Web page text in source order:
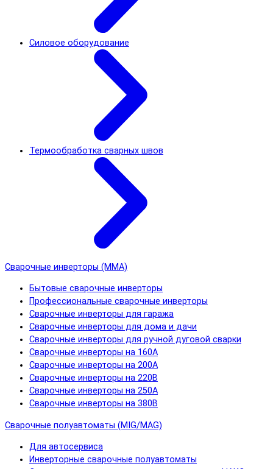
Силовое оборудование
Термообработка сварных швов
Сварочные инверторы (MMA)
Бытовые сварочные инверторы
Профессиональные сварочные инверторы
Сварочные инверторы для гаража
Сварочные инверторы для дома и дачи
Сварочные инверторы для ручной дуговой сварки
Сварочные инверторы на 160А
Сварочные инверторы на 200А
Сварочные инверторы на 220В
Сварочные инверторы на 250А
Сварочные инверторы на 380В
Сварочные полуавтоматы (MIG/MAG)
Для автосервиса
Инверторные сварочные полуавтоматы